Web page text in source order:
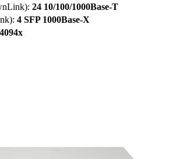
24 10/100/1000Base-T
4 SFP 1000Base-X